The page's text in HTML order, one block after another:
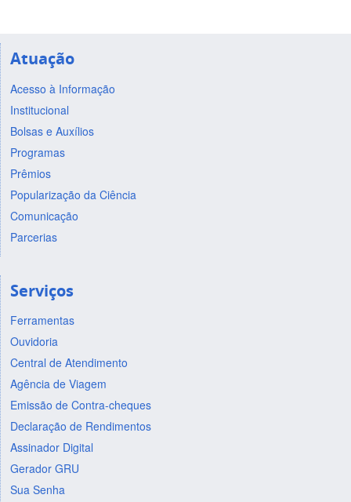
Atuação
Acesso à Informação
Institucional
Bolsas e Auxílios
Programas
Prêmios
Popularização da Ciência
Comunicação
Parcerias
Serviços
Ferramentas
Ouvidoria
Central de Atendimento
Agência de Viagem
Emissão de Contra-cheques
Declaração de Rendimentos
Assinador Digital
Gerador GRU
Sua Senha